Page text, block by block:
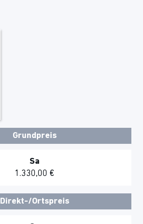
Grundpreis
Sa
1.330,00 €
Direkt-/Ortspreis